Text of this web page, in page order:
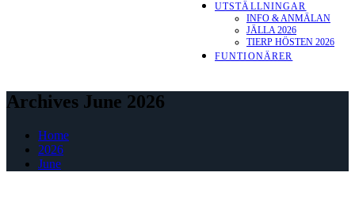
UTSTÄLLNINGAR
INFO & ANMÄLAN
JÄLLA 2026
TIERP HÖSTEN 2026
FUNTIONÄRER
Archives June 2026
Home
2026
June